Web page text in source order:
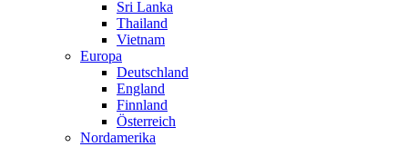
Sri Lanka
Thailand
Vietnam
Europa
Deutschland
England
Finnland
Österreich
Nordamerika